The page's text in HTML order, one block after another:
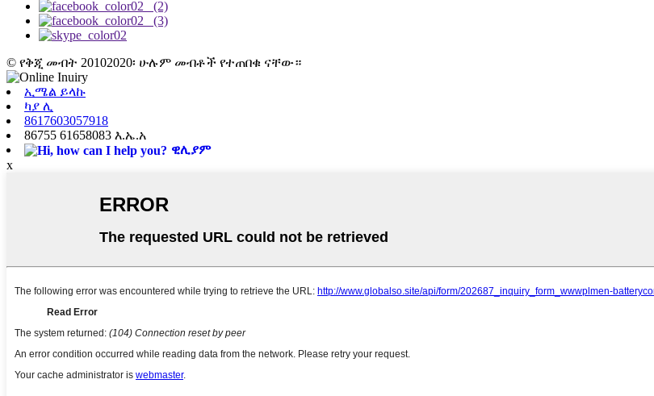
© የቅጂ መብት 20102020፡ ሁሉም መብቶች የተጠበቁ ናቸው።
ኢሜል ይላኩ
ካያ ሊ
8617603057918
86755 61658083 እ.ኤ.አ
ዊሊያም
x